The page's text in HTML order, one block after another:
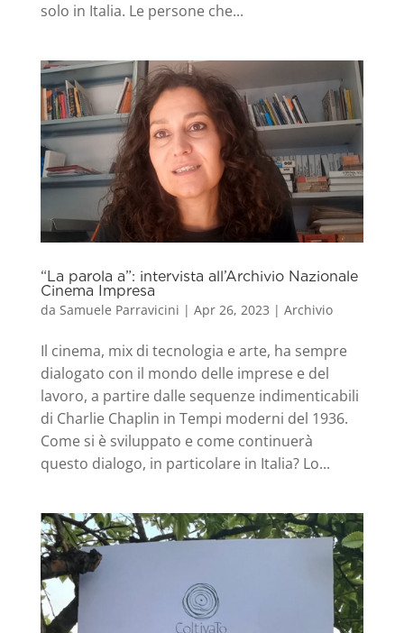
solo in Italia. Le persone che...
“La parola a”: intervista all’Archivio Nazionale
Cinema Impresa
da Samuele Parravicini | Apr 26, 2023 | Archivio
Il cinema, mix di tecnologia e arte, ha sempre
dialogato con il mondo delle imprese e del
lavoro, a partire dalle sequenze indimenticabili
di Charlie Chaplin in Tempi moderni del 1936.
Come si è sviluppato e come continuerà
questo dialogo, in particolare in Italia? Lo...